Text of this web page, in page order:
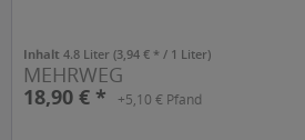
Inhalt4.8 Liter(3,94 € * / 1 Liter)
MEHRWEG
18,90 € *
+5,10 € Pfand